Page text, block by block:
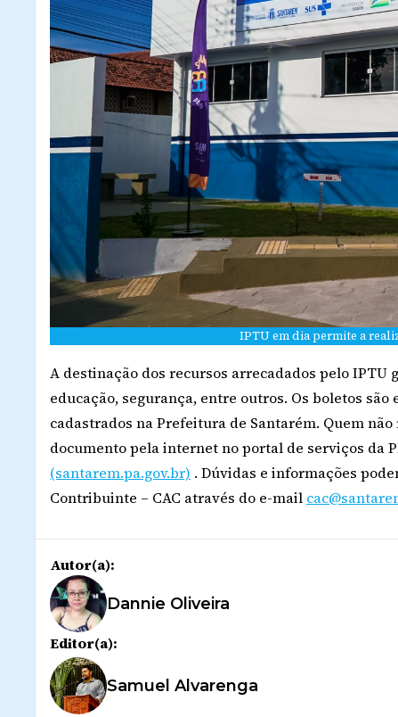
IPTU em dia permite a
A destinação dos recursos arrecadados pelo
educação, segurança, entre outros. Os boletos
cadastrados na Prefeitura de Santarém. Quem
documento pela internet no portal de serviços da
(santarem.pa.gov.br) . Dúvidas e informações
Contribuinte – CAC através do e-mail
Autor(a):
Dannie Oliveira
Editor(a):
Samuel Alvarenga